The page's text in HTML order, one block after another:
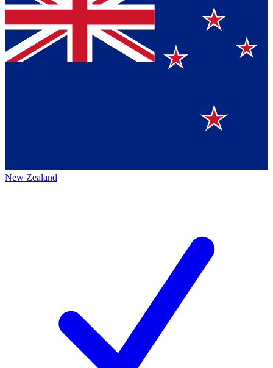
New Zealand